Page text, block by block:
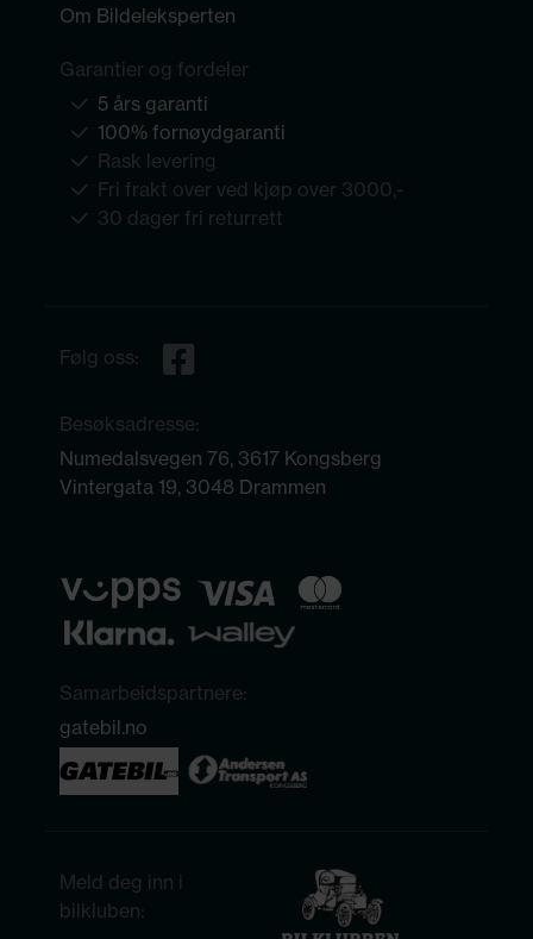
Om Bildeleksperten
Garantier og fordeler
5 års garanti
100% fornøydgaranti
Rask levering
Fri frakt over ved kjøp over 3000,-
30 dager fri returrett
Følg oss:
Besøksadresse:
Numedalsvegen 76, 3617 Kongsberg
Vintergata 19, 3048 Drammen
Samarbeidspartnere:
gatebil.no
Meld deg inn i
bilkluben: